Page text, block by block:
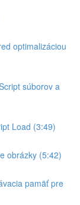
optimalizáciou
súborov a
Load (3:49)
obrázky (5:42)
pamäť pre